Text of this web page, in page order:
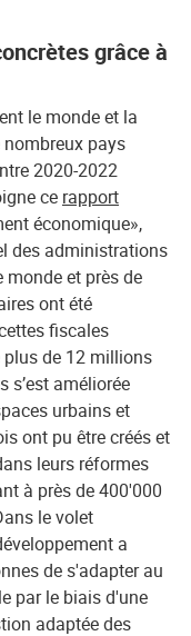
grâce à
le monde et la
pays
2020-2022
ce rapport
économique»,
des administrations
et près de
ont été
fiscales
de 12 millions
s’est améliorée
urbains et
ont pu être créés et
leurs réformes
à près de 400'000
le volet
a
de s'adapter au
par le biais d'une
adaptée des